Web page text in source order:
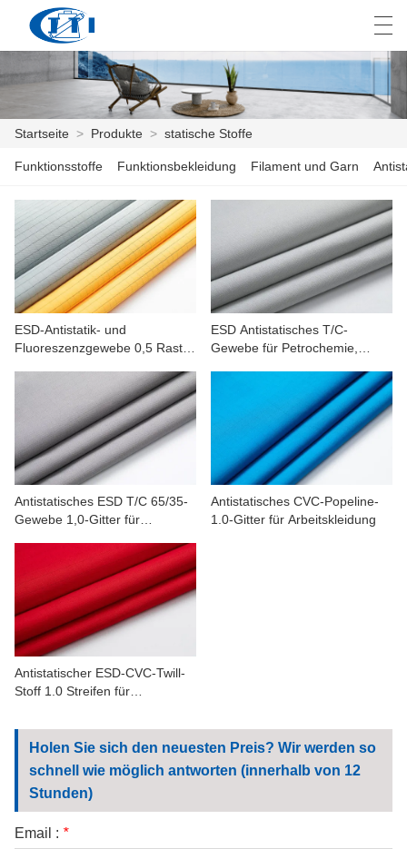
STARTSEITE
PRODUKTE
ANPASSUNG
ÜBER UNS
NACHRICHTEN
KONTAKTIERE UNS
VIDEOS
العربية česky Deutsch
Startseite > Produkte > statische Stoffe
Funktionsstoffe Funktionsbekleidung Filament und Garn
ESD-Antistatik- und
Fluoreszenzgewebe 0,5 Raster
ESD Antistatisches T/C-
Gewebe für Petrochemie,
Antistatisches ESD T/C 65/35-
Gewebe 1,0-Gitter für
Antistatisches CVC-Popeline-
1.0-Gitter für Arbeitskleidung
Antistatischer ESD-CVC-Twill-
Stoff 1.0 Streifen für
Holen Sie sich den neuesten Preis? Wir werden so
schnell wie möglich antworten (innerhalb von 12
Stunden)
Email : *